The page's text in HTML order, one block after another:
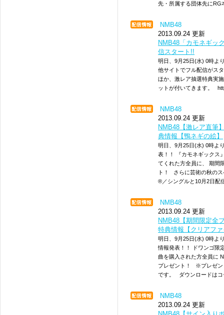
先・所属する団体先にRG
NMB48
2013.09.24 更新
NMB48「カモネギッ
信スタート!!
明日、9月25日(水) 0時よ
他サイトでフル配信がス
ほか、激レア抽選特典実
ットが付いてきます。
NMB48
2013.09.24 更新
NMB48【激レア直筆
典情報【鴨ネギの絵】
明日、9月25日(水) 0時よ
表！！ 『カモネギックス
てくれた方全員に、 期間
ト！ さらに芸術の秋の
®／シングルと10月2日配
NMB48
2013.09.24 更新
NMB48【期間限定全
特典情報【クリアフ
明日、9月25日(水) 0時よ
情報発表！！ ドワンゴ限
曲を購入された方全員に
プレゼント！ ※プレゼン
です。 ダウンロードはコ
NMB48
2013.09.24 更新